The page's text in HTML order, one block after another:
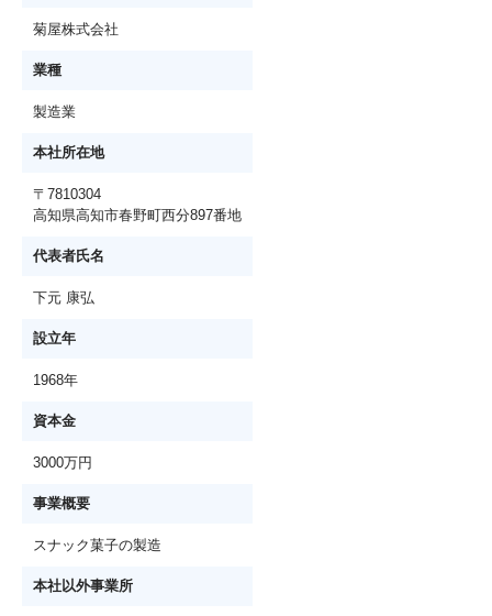
菊屋株式会社
業種
製造業
本社所在地
〒7810304
高知県高知市春野町西分897番地
代表者氏名
下元 康弘
設立年
1968年
資本金
3000万円
事業概要
スナック菓子の製造
本社以外事業所